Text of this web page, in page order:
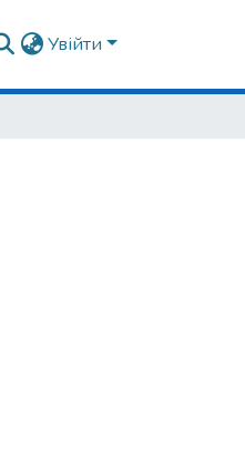
Увійти